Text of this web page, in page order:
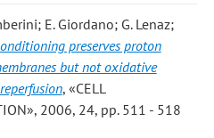
E. Giordano; G. Lenaz;
preserves proton
but not oxidative
, «CELL
2006, 24, pp. 511 - 518